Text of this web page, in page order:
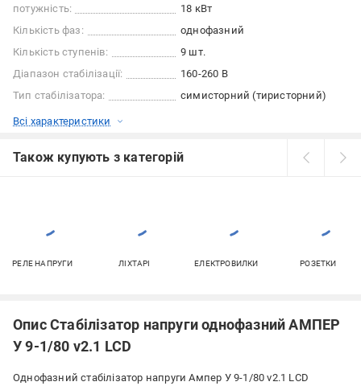
потужність:
18 кВт
Кількість фаз:
однофазний
Кількість ступенів:
9 шт.
Діапазон стабілізації:
160-260 В
Тип стабілізатора:
симисторний (тиристорний)
Всі характеристики
Також купують з категорій
РЕЛЕ НАПРУГИ ЛІХТАРІ ЕЛЕКТРОВИЛКИ РОЗЕТКИ
Опис Стабілізатор напруги однофазний АМПЕР
У 9-1/80 v2.1 LCD
Однофазний стабілізатор напруги Ампер У 9-1/80 v2.1 LCD